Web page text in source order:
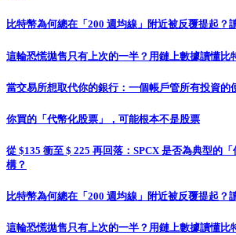
比特幣為何總在「200 週均線」附近被反覆提起？
這輪恐慌拋售只有上次的一半？用鏈上數據讀懂比
當交易所想取代你的銀行：一個帳戶管所有投資的
你買的「代幣化股票」，可能根本不是股票
從 $135 衝至 $ 225 再回落：SPCX 是否為典型的
構？
比特幣為何總在「200 週均線」附近被反覆提起？
這輪恐慌拋售只有上次的一半？用鏈上數據讀懂比